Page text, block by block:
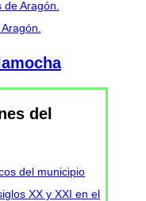
Aragón.
del
del municipio
XX y XXI en el